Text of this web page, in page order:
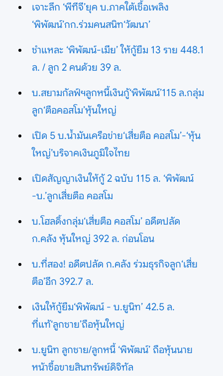
เจาะลึก ‘พีทีจี’ยุค บ.ภาคใต้เชื้อเพลิง
‘พิพัฒน์’กก.ร่วมคนสนิท‘วัฒนา’
ชำแหละ ‘พิพัฒน์-เมีย’ ให้กู้ยืม 13 ราย 448.1
ล. / ลูก 2 คนด้วย 39 ล.
บ.สยามกัลฟ์ฯลูกหนี้เงินกู้‘พิพัฒน์’115 ล.กลุ่ม
ลูก‘ตือคอสโม’หุ้นใหญ่
เปิด 5 บ.น้ำมันเครือข่าย‘เสี่ยตือ คอสโม’-‘หุ้น
ใหญ่’บริจาคเงินภูมิใจไทย
เปิดสัญญาเงินให้กู้ 2 ฉบับ 115 ล. ‘พิพัฒน์
-บ.’ลูกเสี่ยตือ คอสโม
บ.โฮลดิ้งกลุ่ม‘เสี่ยตือ คอสโม’ อดีตปลัด
ก.คลัง หุ้นใหญ่ 392 ล. ก่อนโอน
บ.ที่สอง! อดีตปลัด ก.คลัง ร่วมธุรกิจลูก‘เสี่ย
ตือ’อีก 392.7 ล.
เงินให้กู้ยืม‘พิพัฒน์ - บ.ยูนิท’ 42.5 ล.
ที่แท้‘ลูกชาย’ถือหุ้นใหญ่
บ.ยูนิท ลูกชาย/ลูกหนี้ ‘พิพัฒน์’ ถือหุ้นนาย
หน้าซื้อขายสินทรัพย์ดิจิทัล